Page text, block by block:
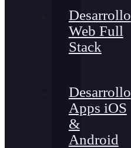
Desarrollo
Web Full
Stack
Desarrollo
Apps iOS
&
Android